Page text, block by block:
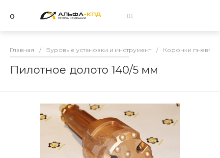
Главная / Буровые установки и инструмент / Коронки
Пилотное долото 140/5 мм